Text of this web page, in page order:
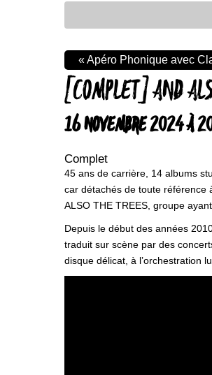
[COMPLET] AND
16 NOVEMBRE 2024 À
Complet
«Apéro Phonique avec
45 ans de carrière, 14 albums
car détachés de toute référence
ALSO THE TREES, groupe
Depuis le début des années
traduit sur scène par des
disque délicat, à l’orchestration